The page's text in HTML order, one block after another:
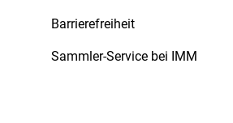
Barrierefreiheit
Sammler-Service bei IMM